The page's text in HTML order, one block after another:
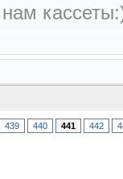
439 440 441 442